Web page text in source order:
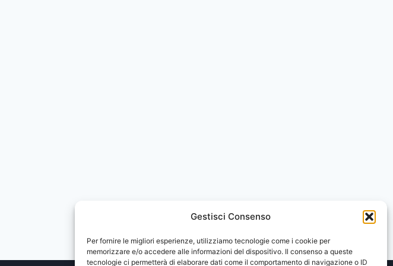
Gestisci Consenso
Per fornire le migliori esperienze, utilizziamo tecnologie come i cookie per
memorizzare e/o accedere alle informazioni del dispositivo. Il consenso a queste
tecnologie ci permetterà di elaborare dati come il comportamento di navigazione o ID